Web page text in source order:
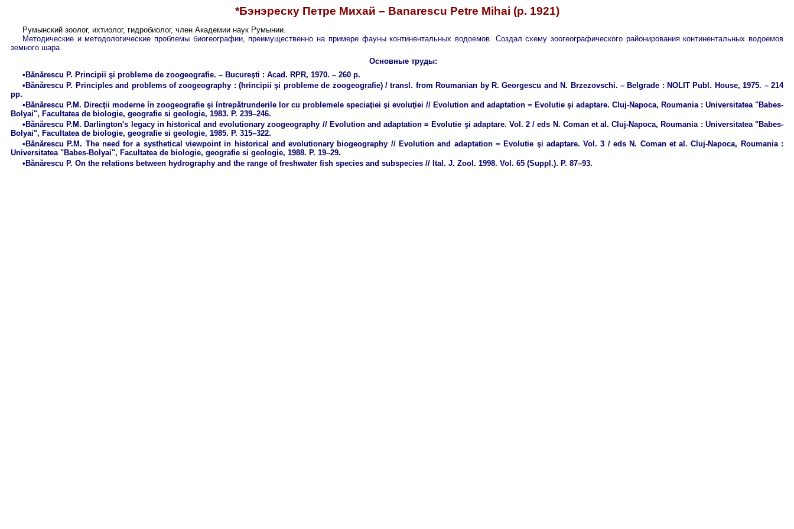
*Бэнэреску Петре Михай – Banarescu Petre Mihai (р. 1921)
Румынский зоолог, ихтиолог, гидробиолог, член Академии наук Румынии.
Методические и методологические проблемы биогеографии, преимущественно на примере фауны континентальных водоемов. Создал схему зоогеографического районирования континентальных водоемов
земного шара.
Основные труды:
•Bănărescu P. Principii şi probleme de zoogeografie. – Bucureşti : Acad. RPR, 1970. – 260 p.
•Bănărescu P. Principles and problems of zoogeography : (hrincipii şi probleme de zoogeografie) / transl. from Roumanian by R. Georgescu and N. Brzezovschi. – Belgrade : NOLIT Publ. House, 1975. – 214
pp.
•Bănărescu P.M. Direcţii moderne ín zoogeografie şi íntrepătrunderile lor cu problemele speciaţiei şi evoluţiei // Evolution and adaptation = Evolutie şi adaptare. Cluj-Napoca, Roumania : Universitatea "Babes-
Bolyai", Facultatea de biologie, geografie si geologie, 1983. P. 239–246.
•Bănărescu P.M. Darlington's legacy in historical and evolutionary zoogeography // Evolution and adaptation = Evolutie şi adaptare. Vol. 2 / eds N. Coman et al. Cluj-Napoca, Roumania : Universitatea "Babes-
Bolyai", Facultatea de biologie, geografie si geologie, 1985. P. 315–322.
•Bănărescu P.M. The need for a systhetical viewpoint in historical and evolutionary biogeography // Evolution and adaptation = Evolutie şi adaptare. Vol. 3 / eds N. Coman et al. Cluj-Napoca, Roumania :
Universitatea "Babes-Bolyai", Facultatea de biologie, geografie si geologie, 1988. P. 19–29.
•Bănărescu P. On the relations between hydrography and the range of freshwater fish species and subspecies // Ital. J. Zool. 1998. Vol. 65 (Suppl.). P. 87–93.